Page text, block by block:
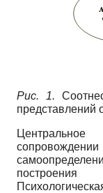
Рис. 1.
представлений
построения